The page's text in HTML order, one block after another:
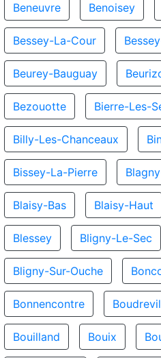
Beneuvre Benoisey
Bessey-La-Cour
Beurey-Bauguay
Bezouotte Bierre-Les-
Billy-Les-Chanceaux
Bissey-La-Pierre
Blaisy-Bas Blaisy-Haut
Blessey Bligny-Le-Sec
Bligny-Sur-Ouche
Bonnencontre
Bouilland Bouix